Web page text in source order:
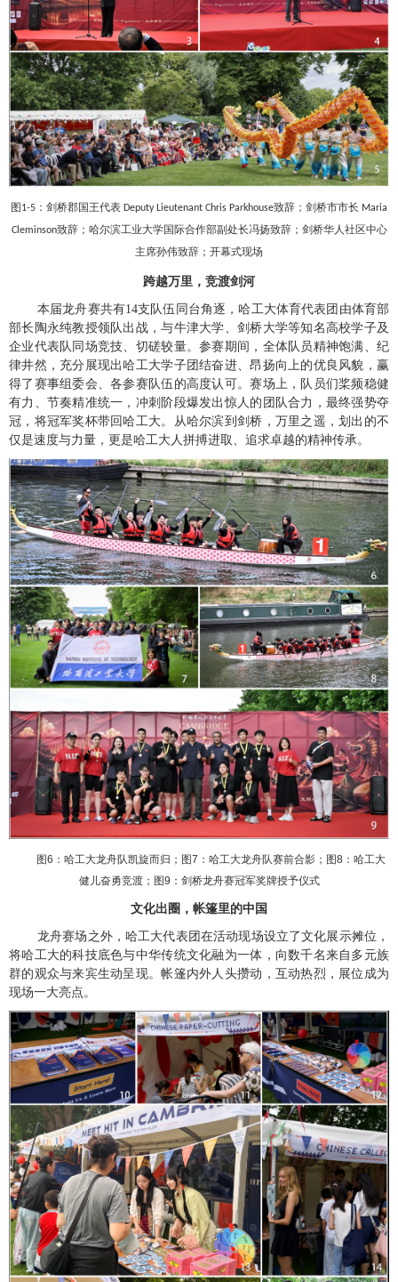
图 1-5 ：剑桥郡国王代表 Deputy Lieutenant Chris Parkhouse致辞；剑桥市市长 Maria
Cleminson致辞；哈尔滨工业大学国际合作部副处长冯扬致辞；剑桥华人社区中心
主席孙伟致辞；开幕式现场
跨越万里，竞渡剑河
本届龙舟赛共有14支队伍同台角逐，哈工大体育代表团由体育部
部长陶永纯教授领队出战，与牛津大学、剑桥大学等知名高校学子及
企业代表队同场竞技、切磋较量。参赛期间，全体队员精神饱满、纪
律井然，充分展现出哈工大学子团结奋进、昂扬向上的优良风貌，赢
得了赛事组委会、各参赛队伍的高度认可。赛场上，队员们桨频稳健
有力、节奏精准统一，冲刺阶段爆发出惊人的团队合力，最终强势夺
冠，将冠军奖杯带回哈工大。从哈尔滨到剑桥，万里之遥，划出的不
仅是速度与力量，更是哈工大人拼搏进取、追求卓越的精神传承。
图6 ：哈工大龙舟队凯旋而归；图7 ：哈工大龙舟队赛前合影；图8 ：哈工大
健儿奋勇竞渡；图9 ：剑桥龙舟赛冠军奖牌授予仪式
文化出圈，帐篷里的中国
龙舟赛场之外，哈工大代表团在活动现场设立了文化展示摊位，
将哈工大的科技底色与中华传统文化融为一体，向数千名来自多元族
群的观众与来宾生动呈现。帐篷内外人头攒动，互动热烈，展位成为
现场一大亮点。